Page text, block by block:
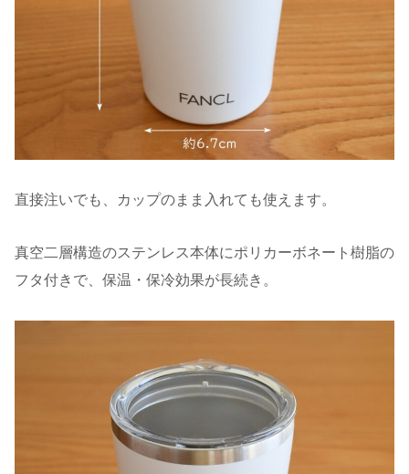
直接注いでも、カップのまま入れても使えます。
真空二層構造のステンレス本体にポリカーボネート樹脂の
フタ付きで、保温・保冷効果が長続き。